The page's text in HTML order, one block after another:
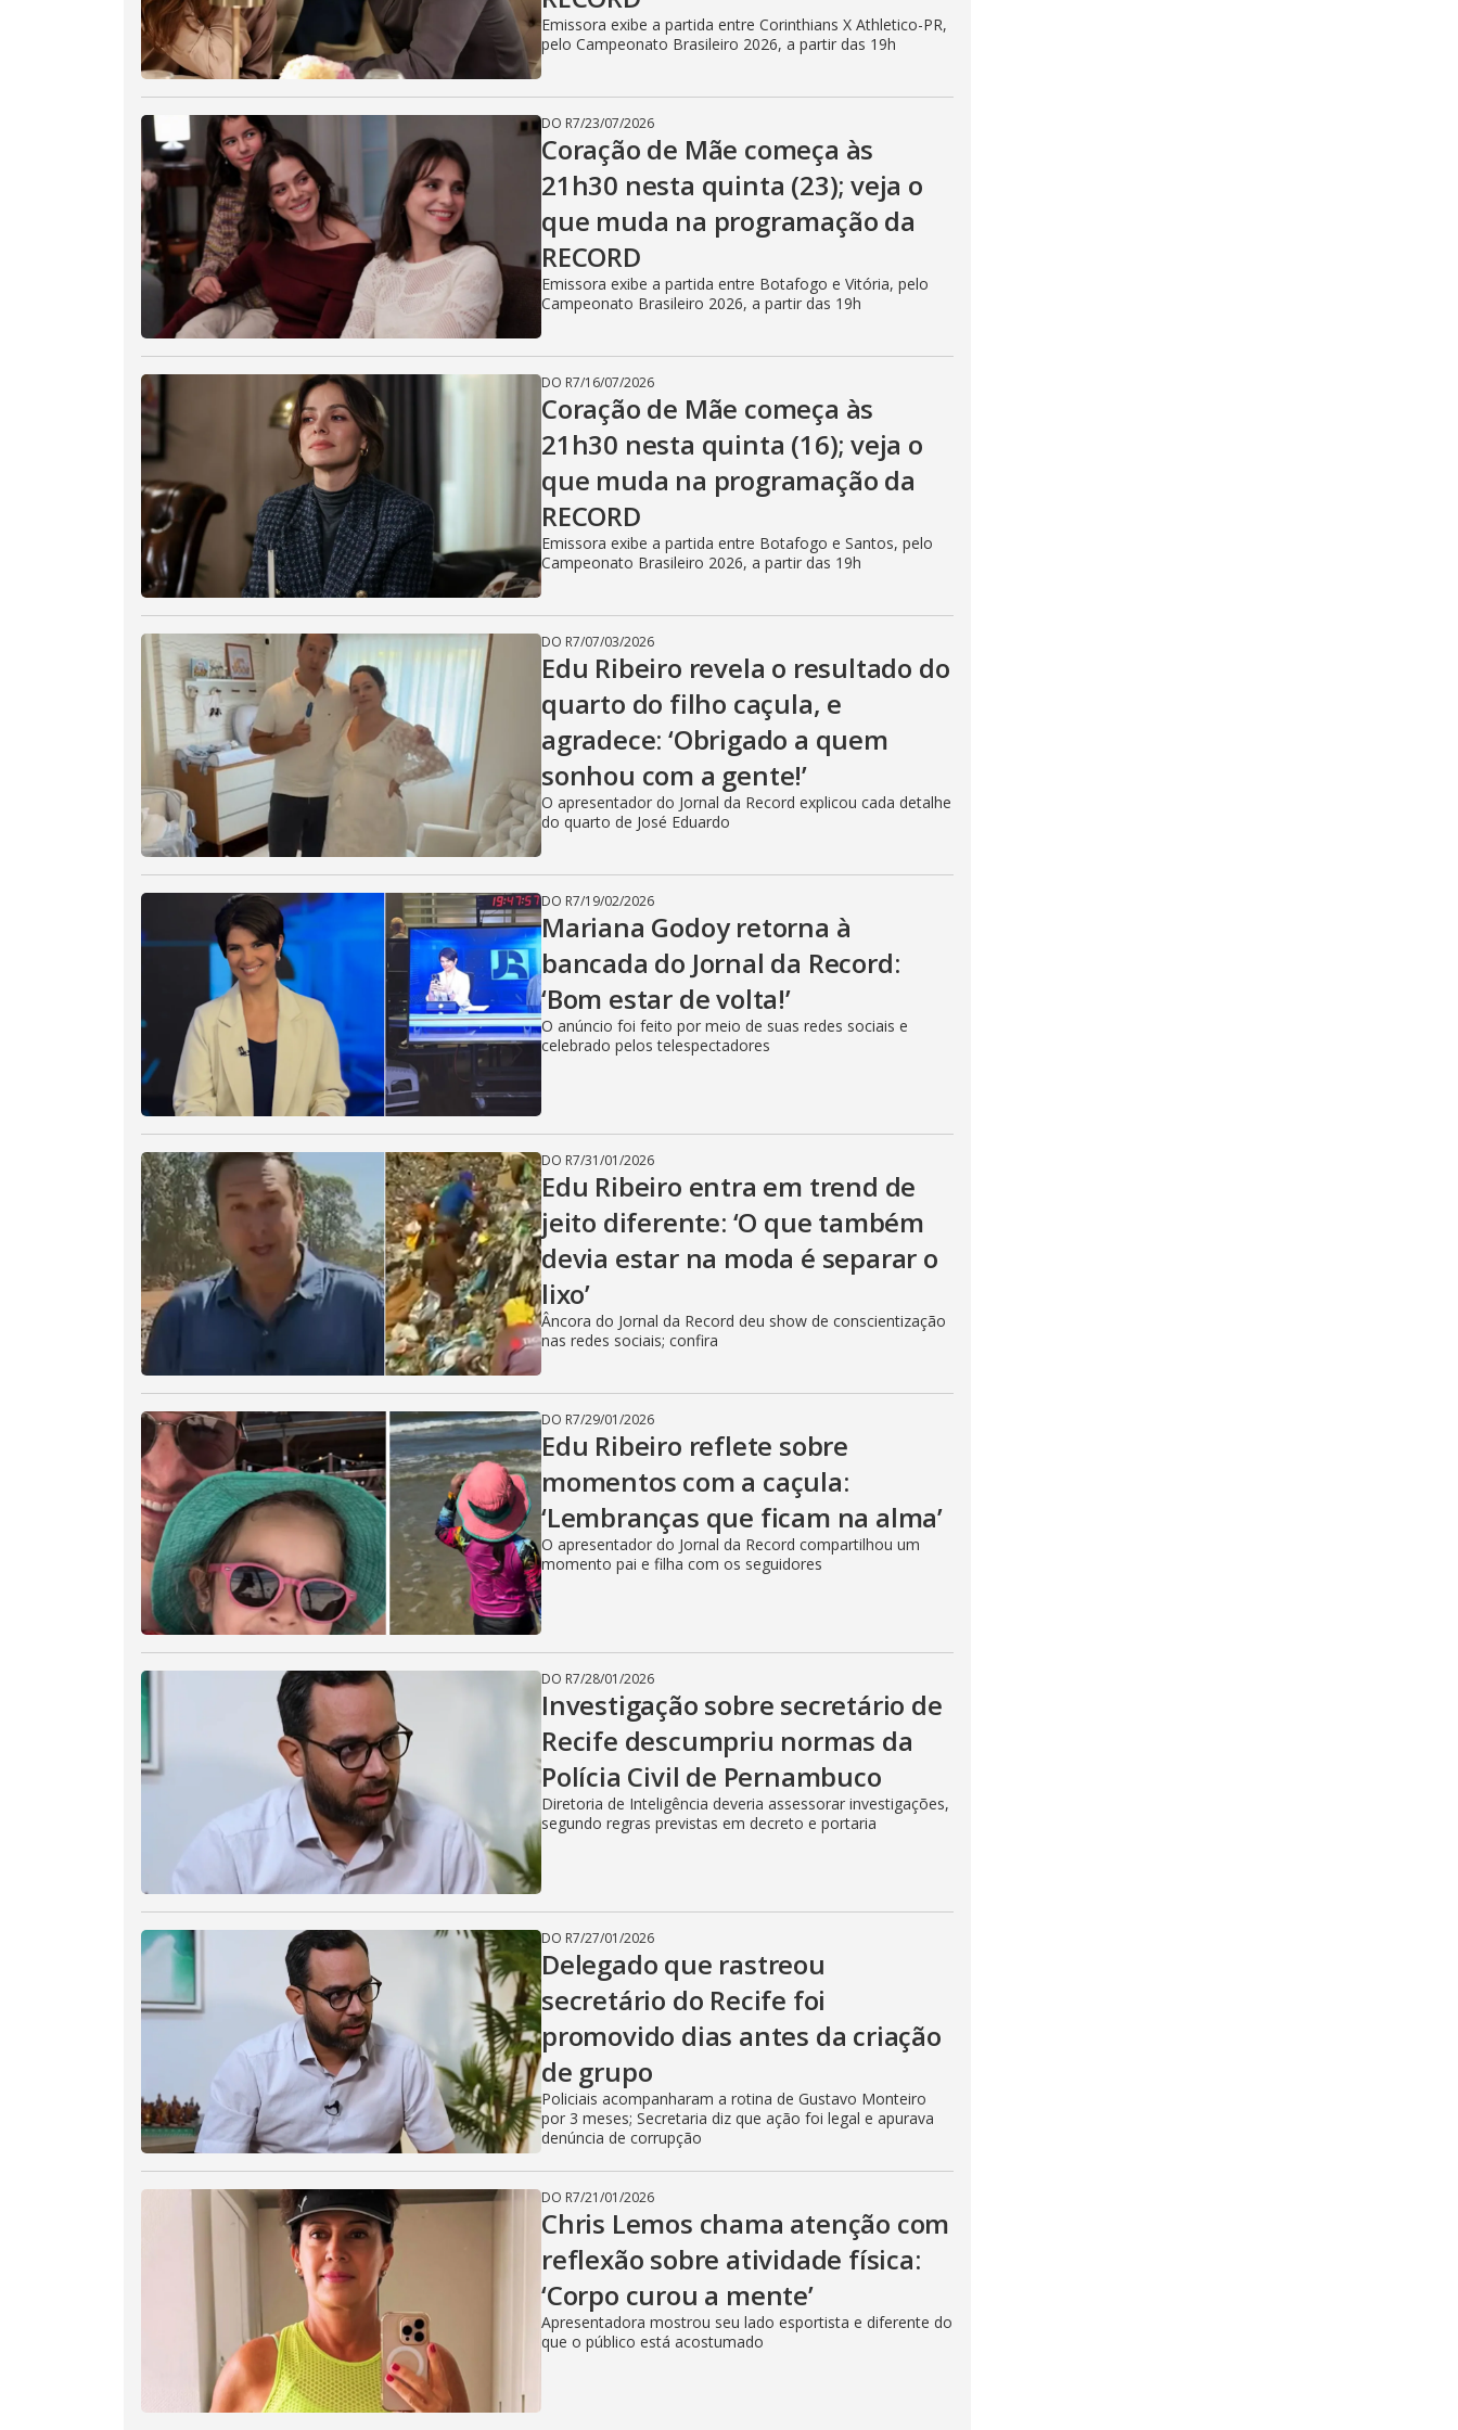
i
d
e
o
Emissora exibe a partida entre Corinthians X Athletico-PR,
pelo Campeonato Brasileiro 2026, a partir das 19h
DO R7/23/07/2026
Coração de Mãe começa às
21h30 nesta quinta (23); veja o
que muda na programação da
RECORD
Emissora exibe a partida entre Botafogo e Vitória, pelo
Campeonato Brasileiro 2026, a partir das 19h
DO R7/16/07/2026
Coração de Mãe começa às
21h30 nesta quinta (16); veja o
que muda na programação da
RECORD
Emissora exibe a partida entre Botafogo e Santos, pelo
Campeonato Brasileiro 2026, a partir das 19h
DO R7/07/03/2026
Edu Ribeiro revela o resultado do
quarto do filho caçula, e
agradece: ‘Obrigado a quem
sonhou com a gente!’
O apresentador do Jornal da Record explicou cada detalhe
do quarto de José Eduardo
DO R7/19/02/2026
Mariana Godoy retorna à
bancada do Jornal da Record:
‘Bom estar de volta!’
O anúncio foi feito por meio de suas redes sociais e
celebrado pelos telespectadores
DO R7/31/01/2026
Edu Ribeiro entra em trend de
jeito diferente: ‘O que também
devia estar na moda é separar o
lixo’
Âncora do Jornal da Record deu show de conscientização
nas redes sociais; confira
DO R7/29/01/2026
Edu Ribeiro reflete sobre
momentos com a caçula:
‘Lembranças que ficam na alma’
O apresentador do Jornal da Record compartilhou um
momento pai e filha com os seguidores
DO R7/28/01/2026
Investigação sobre secretário de
Recife descumpriu normas da
Polícia Civil de Pernambuco
Diretoria de Inteligência deveria assessorar investigações,
segundo regras previstas em decreto e portaria
DO R7/27/01/2026
Delegado que rastreou
secretário do Recife foi
promovido dias antes da criação
de grupo
Policiais acompanharam a rotina de Gustavo Monteiro
por 3 meses; Secretaria diz que ação foi legal e apurava
denúncia de corrupção
DO R7/21/01/2026
Chris Lemos chama atenção com
reflexão sobre atividade física:
‘Corpo curou a mente’
Apresentadora mostrou seu lado esportista e diferente do
que o público está acostumado